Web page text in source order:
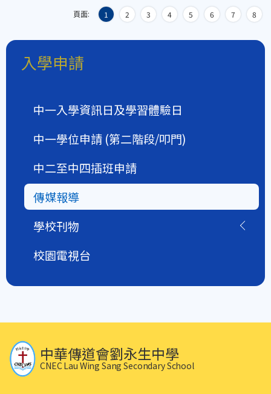
頁面: 1 2 3 4 5 6 7 8
入學申請
中一入學資訊日及學習體驗日
中一學位申請 (第二階段/叩門)
中二至中四插班申請
傳媒報導
學校刊物
校園電視台
中華傳道會劉永生中學
CNEC Lau Wing Sang Secondary School